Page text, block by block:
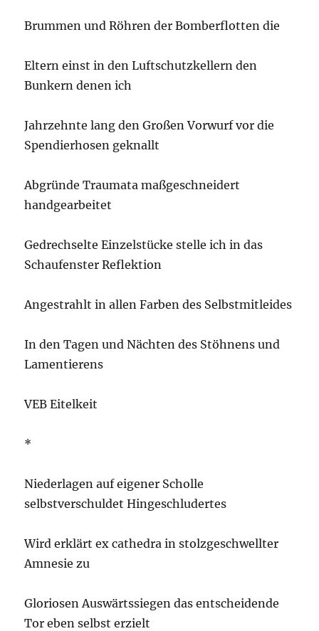
Brummen und Röhren der Bomberflotten die
Eltern einst in den Luftschutzkellern den
Bunkern denen ich
Jahrzehnte lang den Großen Vorwurf vor die
Spendierhosen geknallt
Abgründe Traumata maßgeschneidert
handgearbeitet
Gedrechselte Einzelstücke stelle ich in das
Schaufenster Reflektion
Angestrahlt in allen Farben des Selbstmitleides
In den Tagen und Nächten des Stöhnens und
Lamentierens
VEB Eitelkeit
*
Niederlagen auf eigener Scholle
selbstverschuldet Hingeschludertes
Wird erklärt ex cathedra in stolzgeschwellter
Amnesie zu
Gloriosen Auswärtssiegen das entscheidende
Tor eben selbst erzielt